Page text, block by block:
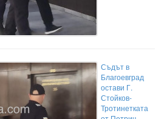
Съдът в
Благоевград
остави Г.
Стойков-
Тротинетката